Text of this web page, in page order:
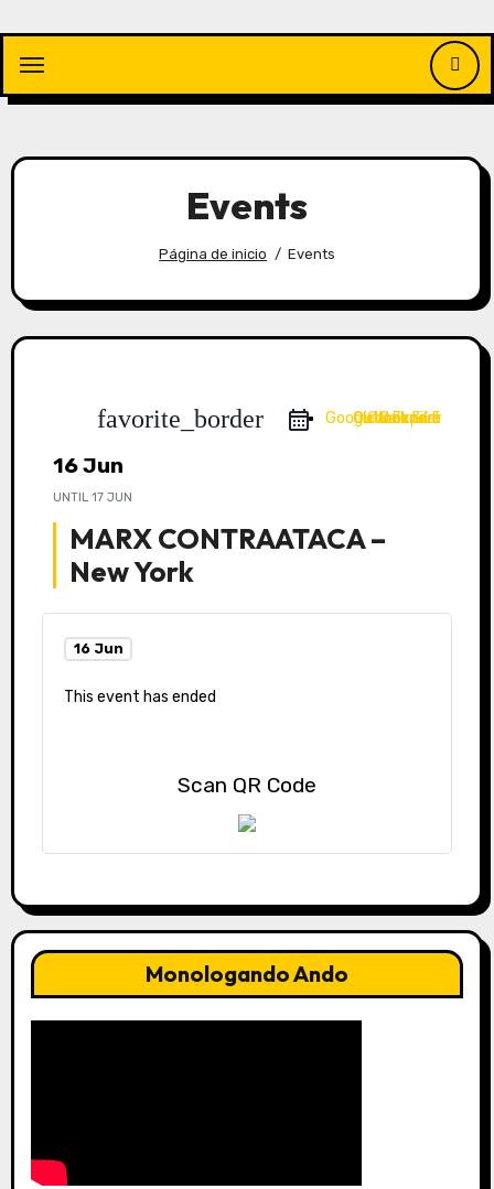
contenido
Events
Página de inicio Events
favorite_border iCal Export
Google Calendar
Outlook 365
Outlook Live
16 Jun
UNTIL 17 JUN
MARX CONTRAATACA –
New York
16 Jun
This event has ended
Scan QR Code
Monologando Ando